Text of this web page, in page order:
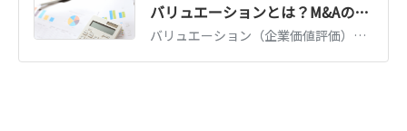
バリュエーションとは？M&Aの企業価値評価3つのアプローチを図解で解説
バリュエーション（企業価値評価）の3つのアプローチ（インカム・マーケット・コスト）を図解で解説。DCF法・マルチプル法・時価純資産法の使い分けと相場観がわかります。